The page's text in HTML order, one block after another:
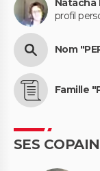
Natacha
profil
Nom
Famille
SES